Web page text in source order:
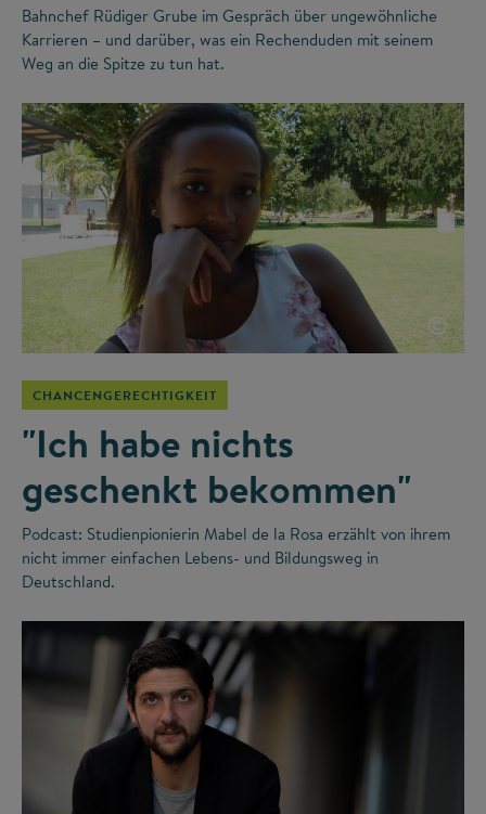
Bahnchef Rüdiger Grube im Gespräch über ungewöhnliche
Karrieren – und darüber, was ein Rechenduden mit seinem
Weg an die Spitze zu tun hat.
©
CHANCENGERECHTIGKEIT
"Ich habe nichts
geschenkt bekommen"
Podcast: Studienpionierin Mabel de la Rosa erzählt von ihrem
nicht immer einfachen Lebens- und Bildungsweg in
Deutschland.